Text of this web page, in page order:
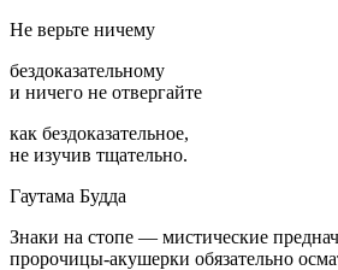
Не верьте ничему
бездоказательному
и ничего не отвергайте
как бездоказательное,
не изучив тщательно.
Гаутама Будда
Знаки на стопе — мистические
пророчицы-акушерки обязательно